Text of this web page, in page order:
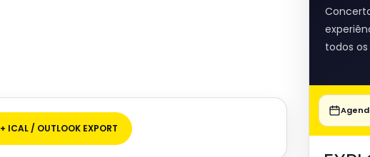
+ ICAL / OUTLOOK EXPORT
todos os